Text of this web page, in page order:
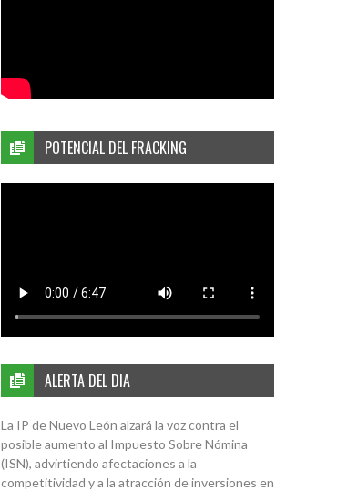
POTENCIAL DEL FRACKING
ALERTA DEL DIA
La IP de Nuevo León alzará la voz contra el
posible aumento al Impuesto Sobre Nómina
(ISN), advirtiendo afectaciones a la
competitividad y a la atracción de inversiones en